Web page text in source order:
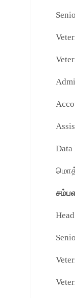
Data